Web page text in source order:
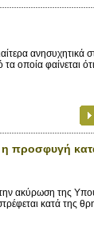
ανησυχητικά
οποία φαίνεται
η προσφυγή
ακύρωση της
κατά της